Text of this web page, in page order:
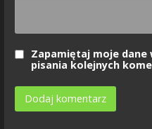
Zapamiętaj moje dane
pisania kolejnych